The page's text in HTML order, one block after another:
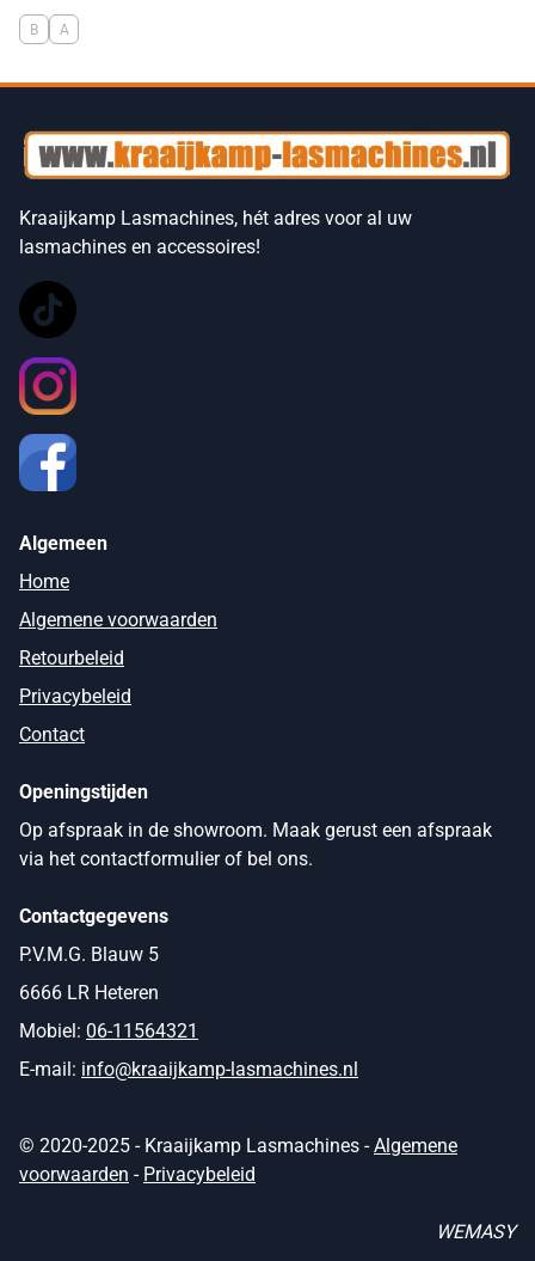
B A
Kraaijkamp Lasmachines, hét adres voor al uw
lasmachines en accessoires!
Algemeen
Home
Algemene voorwaarden
Retourbeleid
Privacybeleid
Contact
Openingstijden
Op afspraak in de showroom. Maak gerust een afspraak
via het contactformulier of bel ons.
Contactgegevens
P.V.M.G. Blauw 5
6666 LR Heteren
Mobiel: 06-11564321
E-mail: info@kraaijkamp-lasmachines.nl
© 2020-2025 - Kraaijkamp Lasmachines -Algemene
voorwaarden - Privacybeleid
WEMASY